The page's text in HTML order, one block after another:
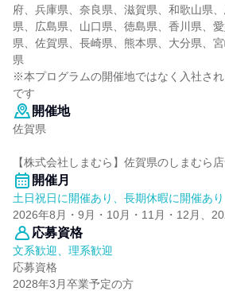
府、兵庫県、奈良県、滋賀県、和歌山県
県、広島県、山口県、徳島県、香川県、
県、佐賀県、長崎県、熊本県、大分県、
県
※本プログラムの開催地ではなく入社さ
です
開催地
佐賀県
【株式会社しまむら】佐賀県のしまむら
開催月
土日祝日に開催あり、長期休暇に開催あり
2026年8月・9月・10月・11月・12月、
応募資格
文系歓迎、理系歓迎
応募資格
2028年3月卒業予定の方